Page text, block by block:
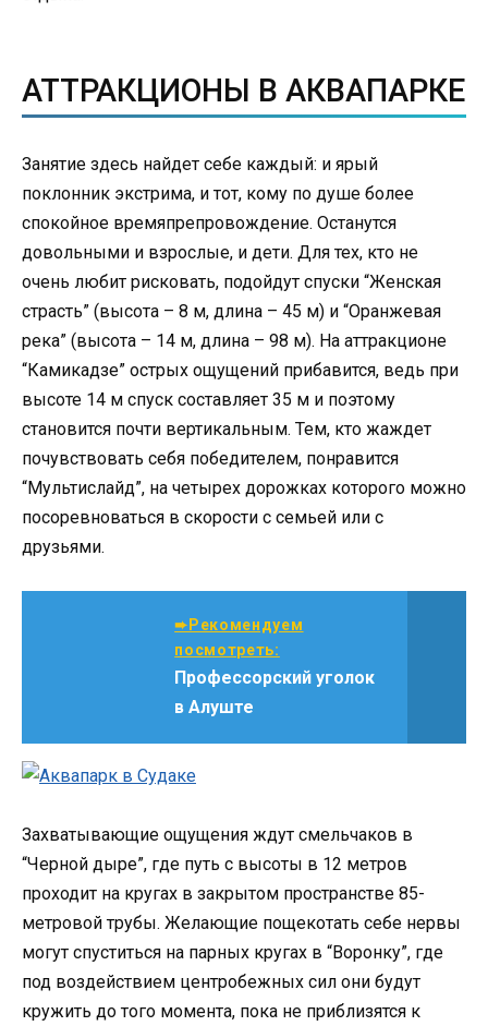
АТТРАКЦИОНЫ В АКВАПАРКЕ
Занятие здесь найдет себе каждый: и ярый
поклонник экстрима, и тот, кому по душе более
спокойное времяпрепровождение. Останутся
довольными и взрослые, и дети. Для тех, кто не
очень любит рисковать, подойдут спуски “Женская
страсть” (высота – 8 м, длина – 45 м) и “Оранжевая
река” (высота – 14 м, длина – 98 м). На аттракционе
“Камикадзе” острых ощущений прибавится, ведь при
высоте 14 м спуск составляет 35 м и поэтому
становится почти вертикальным. Тем, кто жаждет
почувствовать себя победителем, понравится
“Мультислайд”, на четырех дорожках которого можно
посоревноваться в скорости с семьей или с
друзьями.
➨Рекомендуем
посмотреть:
Профессорский уголок
в Алуште
Захватывающие ощущения ждут смельчаков в
“Черной дыре”, где путь с высоты в 12 метров
проходит на кругах в закрытом пространстве 85-
метровой трубы. Желающие пощекотать себе нервы
могут спуститься на парных кругах в “Воронку”, где
под воздействием центробежных сил они будут
кружить до того момента, пока не приблизятся к